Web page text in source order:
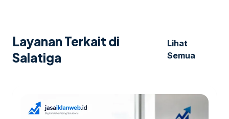
Layanan Terkait di
Salatiga
Lihat
Semua